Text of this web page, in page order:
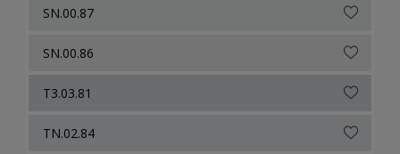
SN.00.87
SN.00.86
T3.03.81
TN.02.84